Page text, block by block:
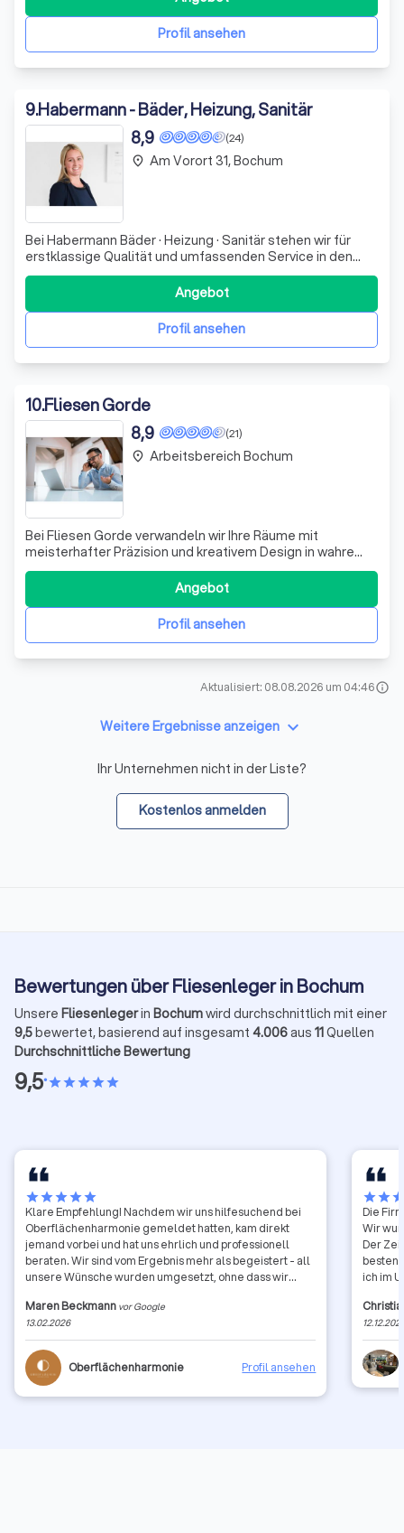
beraten wir Sie persönlich und kompetent bei der
Auswahl der perfekten Fliesen
Profil ansehen
9.Habermann - Bäder, Heizung, Sanitär
(24)
8,9
Bei Habermann Bäder · Heizung · Sanitär stehen wir für
erstklassige Qualität und umfassenden Service in den
Bereichen Badsanierungen, Fliesenarbeiten und
Heizungstechnik. Seit unserer Gründung im Jahr 2009
haben wir uns durch zuverlässige Arbeit und positive
Weiterempfehlungen einen Namen gemacht. U
Profil ansehen
Angebot
place Am Vorort 31, Bochum
10.Fliesen Gorde
(21)
8,9
Bei Fliesen Gorde verwandeln wir Ihre Räume mit
meisterhafter Präzision und kreativem Design in wahre
Wohlfühloasen. Unser Angebot umfasst nicht nur die
fachgerechte Verlegung von Fliesen, sondern auch eine
umfassende Palette an Dienstleistungen, die Ihr Zuhause
oder Geschäftsräume verschönern. Von
Profil ansehen
Angebot
place Arbeitsbereich Bochum
Aktualisiert: 08.08.2026 um 04:46info
Weitere Ergebnisse anzeigen keyboard_arrow_down
Ihr Unternehmen nicht in der Liste?
Kostenlos anmelden
Bewertungen über Fliesenleger in Bochum
Unsere Fliesenlegerin Bochumwird durchschnittlich mit einer
9,5bewertet, basierend auf insgesamt 4.006aus 11Quellen
Durchschnittliche Bewertung
9,5•starstarstarstarstar
starstarstarstarstar
Klare Empfehlung! Nachdem wir uns hilfesuchend bei
Oberflächenharmonie gemeldet hatten, kam direkt
jemand vorbei und hat uns ehrlich und professionell
beraten. Wir sind vom Ergebnis mehr als begeistert - all
unsere Wünsche wurden umgesetzt, ohne dass wir
einmal vielen Dank!
Maren Beckmann vor Google
13.02.2026
Oberflächenharmonie Profil ansehen
starstar
Die
Wir
Der
bestens
ich im
haben
von